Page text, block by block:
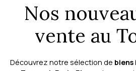
Nos
vente au
Découvrez notre sélection de biens